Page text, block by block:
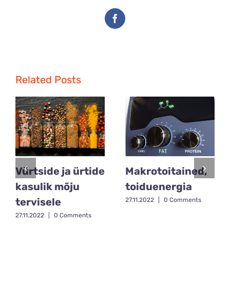
Facebook
Related Posts
Vürtside ja ürtide
kasulik mõju
tervisele
27.11.2022 0 Comments
Makrotoitained,
toiduenergia
27.11.2022 0 Comments